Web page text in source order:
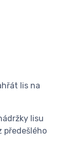
lis na
lisu
předešlého